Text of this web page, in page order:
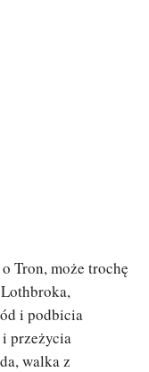
Tron, może trochę
i podbicia
przeżycia
walka z